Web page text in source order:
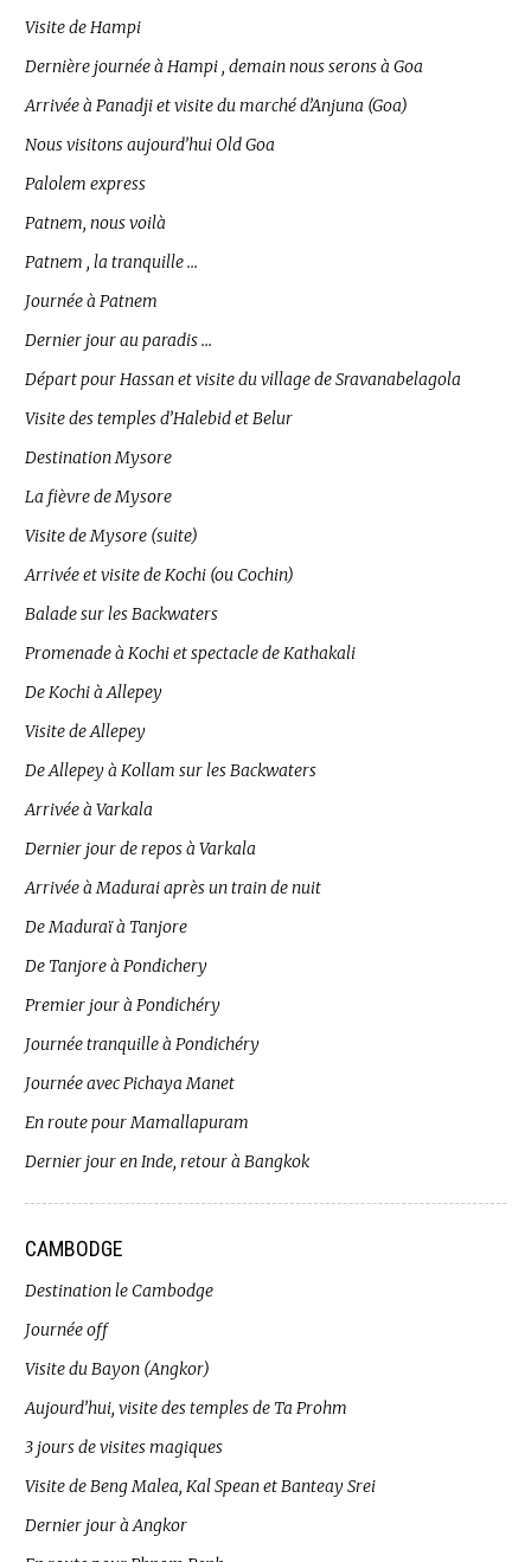
Visite de Hampi
Dernière journée à Hampi , demain nous serons à Goa
Arrivée à Panadji et visite du marché d’Anjuna (Goa)
Nous visitons aujourd’hui Old Goa
Palolem express
Patnem, nous voilà
Patnem , la tranquille …
Journée à Patnem
Dernier jour au paradis …
Départ pour Hassan et visite du village de Sravanabelagola
Visite des temples d’Halebid et Belur
Destination Mysore
La fièvre de Mysore
Visite de Mysore (suite)
Arrivée et visite de Kochi (ou Cochin)
Balade sur les Backwaters
Promenade à Kochi et spectacle de Kathakali
De Kochi à Allepey
Visite de Allepey
De Allepey à Kollam sur les Backwaters
Arrivée à Varkala
Dernier jour de repos à Varkala
Arrivée à Madurai après un train de nuit
De Maduraï à Tanjore
De Tanjore à Pondichery
Premier jour à Pondichéry
Journée tranquille à Pondichéry
Journée avec Pichaya Manet
En route pour Mamallapuram
Dernier jour en Inde, retour à Bangkok
CAMBODGE
Destination le Cambodge
Journée off
Visite du Bayon (Angkor)
Aujourd’hui, visite des temples de Ta Prohm
3 jours de visites magiques
Visite de Beng Malea, Kal Spean et Banteay Srei
Dernier jour à Angkor